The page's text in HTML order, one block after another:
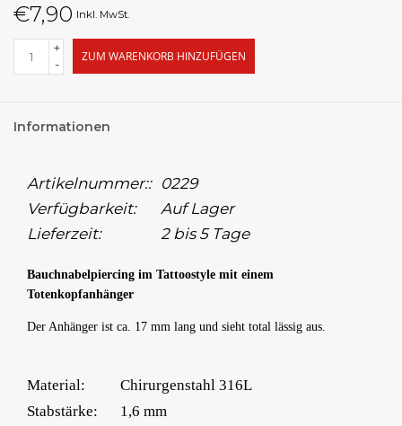
€7,90 Inkl. MwSt.
+
-
ZUM WARENKORB HINZUFÜGEN
Informationen
Artikelnummer:: 0229
Verfügbarkeit:
Auf Lager
Lieferzeit:
2 bis 5 Tage
Bauchnabelpiercing im Tattoostyle mit einem
Totenkopfanhänger
Der Anhänger ist ca. 17 mm lang und sieht total lässig aus.
Material:
Chirurgenstahl 316L
Stabstärke:
1,6 mm